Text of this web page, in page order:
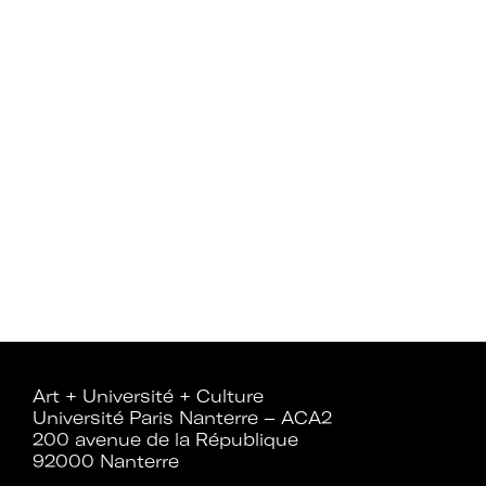
Art + Université + Culture
Université Paris Nanterre – ACA2
200 avenue de la République
92000 Nanterre